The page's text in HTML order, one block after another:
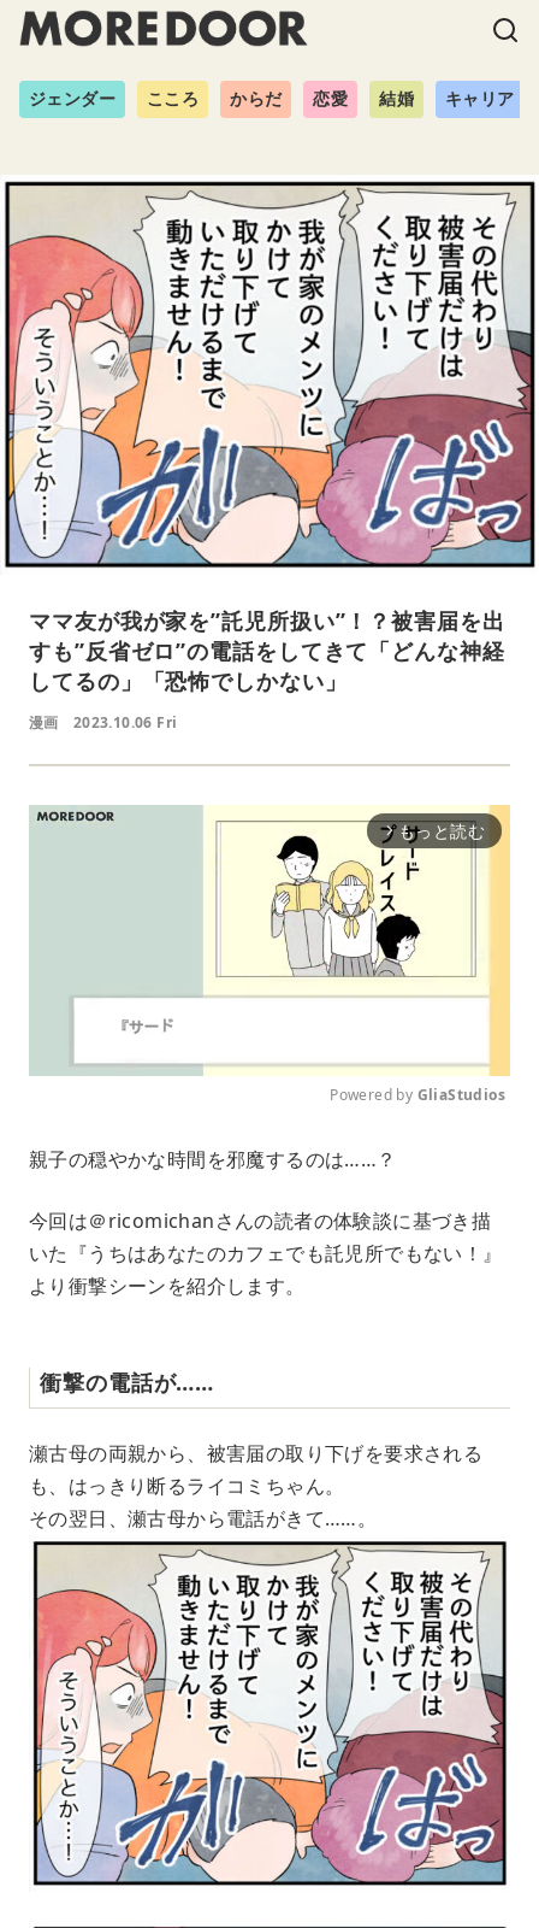
ジェンダー こころ からだ 恋愛 結婚 キャリア
ママ友が我が家を”託児所扱い”！？被害届を出
すも”反省ゼロ”の電話をしてきて「どんな神経
してるの」「恐怖でしかない」
漫画 2023.10.06 Fri
arrow_forward_ios もっと読む
e
Powered by GliaStudios
親子の穏やかな時間を邪魔するのは……？
今回は＠ricomichanさんの読者の体験談に基づき描
いた『うちはあなたのカフェでも託児所でもない！』
より衝撃シーンを紹介します。
衝撃の電話が……
瀬古母の両親から、被害届の取り下げを要求される
も、はっきり断るライコミちゃん。
その翌日、瀬古母から電話がきて……。